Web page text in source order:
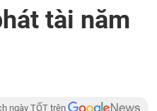
tài năm
ngày TỐT trên